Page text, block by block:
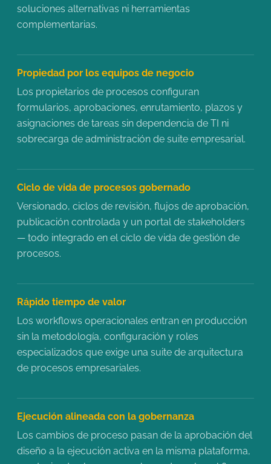
soluciones alternativas ni herramientas
complementarias.
Propiedad por los equipos de negocio
Los propietarios de procesos configuran
formularios, aprobaciones, enrutamiento, plazos y
asignaciones de tareas sin dependencia de TI ni
sobrecarga de administración de suite empresarial.
Ciclo de vida de procesos gobernado
Versionado, ciclos de revisión, flujos de aprobación,
publicación controlada y un portal de stakeholders
— todo integrado en el ciclo de vida de gestión de
procesos.
Rápido tiempo de valor
Los workflows operacionales entran en producción
sin la metodología, configuración y roles
especializados que exige una suite de arquitectura
de procesos empresariales.
Ejecución alineada con la gobernanza
Los cambios de proceso pasan de la aprobación del
diseño a la ejecución activa en la misma plataforma,